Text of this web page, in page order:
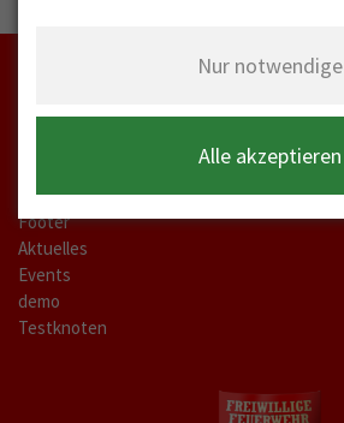
Kontakt Labels
Footer
Aktuelles
Events
demo
Testknoten
Nur notwendige
Alle akzeptieren